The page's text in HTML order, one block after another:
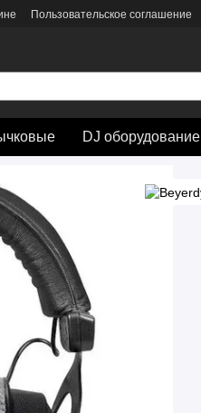
Пользовательское соглашение
DJ оборудование